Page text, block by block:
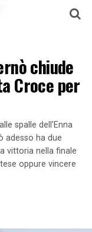
chiude
Croce per
spalle dell’Enna
adesso ha due
vittoria nella finale
oppure vincere